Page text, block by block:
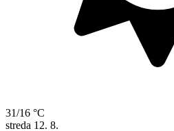
31/16 °C
streda 12. 8.